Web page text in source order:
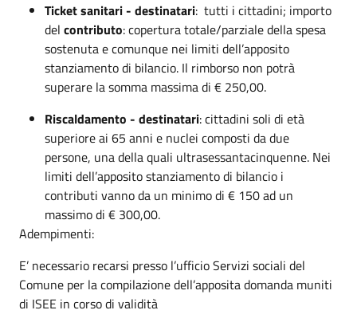
Ticket sanitari - destinatari: tutti i cittadini; importo
del contributo: copertura totale/parziale della spesa
sostenuta e comunque nei limiti dell’apposito
stanziamento di bilancio. Il rimborso non potrà
superare la somma massima di € 250,00.
Riscaldamento - destinatari: cittadini soli di età
superiore ai 65 anni e nuclei composti da due
persone, una della quali ultrasessantacinquenne. Nei
limiti dell’apposito stanziamento di bilancio i
contributi vanno da un minimo di € 150 ad un
massimo di € 300,00.
Adempimenti:
E’ necessario recarsi presso l’ufficio Servizi sociali del
Comune per la compilazione dell’apposita domanda muniti
di ISEE in corso di validità